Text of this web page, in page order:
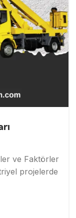
ve Faktörler
projelerde